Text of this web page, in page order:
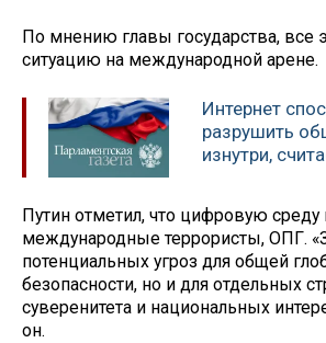
По мнению главы государства, все
ситуацию на международной арене.
Интернет
разрушить
изнутри,
Путин отметил, что цифровую среду
международные террористы, ОПГ.
потенциальных угроз для общей
безопасности, но и для отдельных
суверенитета и национальных
он.